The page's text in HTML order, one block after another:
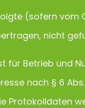
(sofern vom
nicht
für Betrieb und
nach § 6
Protokolldaten